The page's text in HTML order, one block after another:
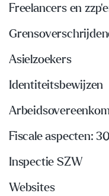
Freelancers en
Asielzoekers
Identiteitsbewijzen
Fiscale aspecten:
Inspectie SZW
Websites